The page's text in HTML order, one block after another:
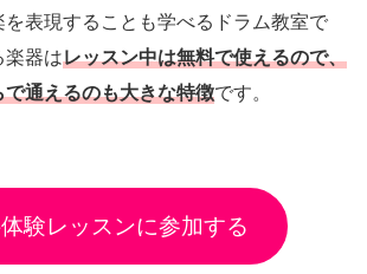
を表現することも学べるドラム教室で
楽器はレッスン中は無料で使えるので、
通えるのも大きな特徴です。
験レッスンに参加する